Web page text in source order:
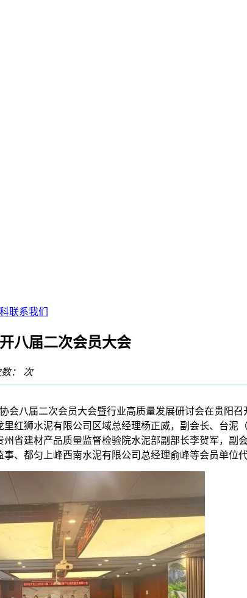
联系我们
八届二次会员大会
： 次
八届二次会员大会暨行业高质量发展研讨会在贵阳召
里红狮水泥有限公司区域总经理杨正威，副会长、台
省建材产品质量监督检验院水泥部副部长李贺军，
、都匀上峰西南水泥有限公司总经理俞峰等会员单位